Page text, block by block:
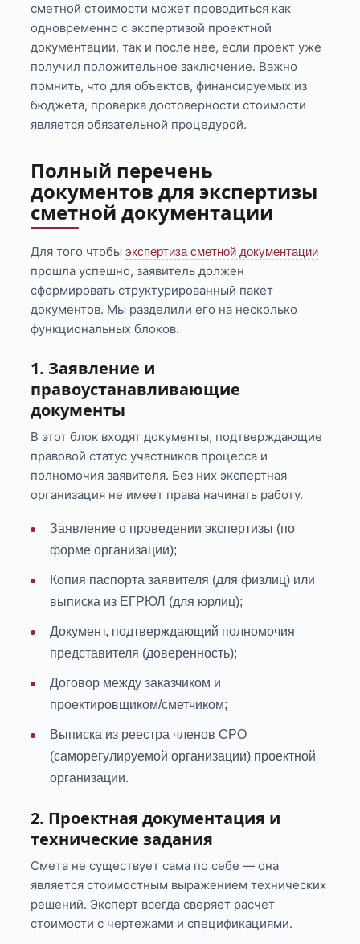
сметной стоимости может проводиться как
одновременно с экспертизой проектной
документации, так и после нее, если проект уже
получил положительное заключение. Важно
помнить, что для объектов, финансируемых из
бюджета, проверка достоверности стоимости
является обязательной процедурой.
Полный перечень
документов для экспертизы
сметной документации
Для того чтобыэкспертиза сметной документации
прошла успешно, заявитель должен
сформировать структурированный пакет
документов. Мы разделили его на несколько
функциональных блоков.
1. Заявление и
правоустанавливающие
документы
В этот блок входят документы, подтверждающие
правовой статус участников процесса и
полномочия заявителя. Без них экспертная
организация не имеет права начинать работу.
Заявление о проведении экспертизы (по
форме организации);
Копия паспорта заявителя (для физлиц) или
выписка из ЕГРЮЛ (для юрлиц);
Документ, подтверждающий полномочия
представителя (доверенность);
Договор между заказчиком и
проектировщиком/сметчиком;
Выписка из реестра членов СРО
(саморегулируемой организации) проектной
организации.
2. Проектная документация и
технические задания
Смета не существует сама по себе — она
является стоимостным выражением технических
решений. Эксперт всегда сверяет расчет
стоимости с чертежами и спецификациями.